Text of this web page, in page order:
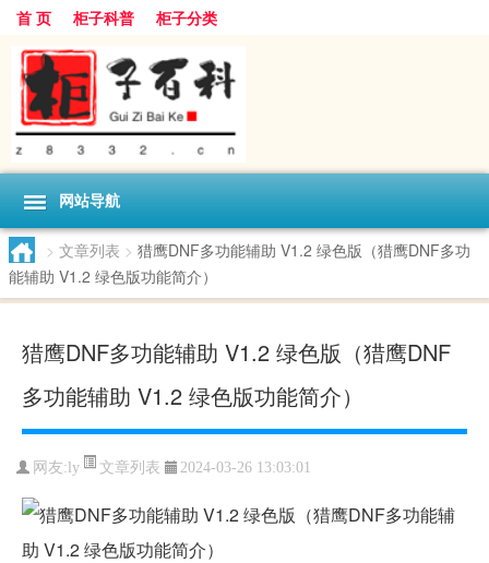
首 页 柜子科普 柜子分类
网站导航
> 文章列表 > 猎鹰DNF多功能辅助 V1.2 绿色版（猎鹰DNF多功
能辅助 V1.2 绿色版功能简介）
猎鹰DNF多功能辅助 V1.2 绿色版（猎鹰DNF
多功能辅助 V1.2 绿色版功能简介）
网友: ly 文章列表 2024-03-26 13:03:01